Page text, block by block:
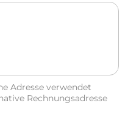
Adresse verwendet
Rechnungsadresse